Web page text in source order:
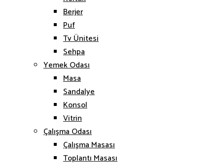
Berjer
Puf
Tv Ünitesi
Sehpa
Yemek Odası
Masa
Sandalye
Konsol
Vitrin
Çalışma Odası
Çalışma Masası
Toplantı Masası